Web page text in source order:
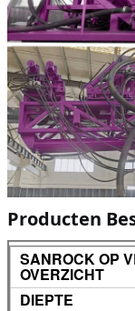
Producten
SANROCK OP
OVERZICHT
DIEPTE